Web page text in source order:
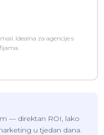
Idealna za agencije s
— direktan ROI, lako
u tjedan dana.